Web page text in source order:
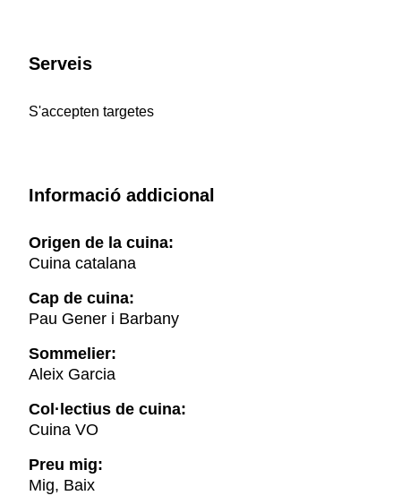
Serveis
S'accepten targetes
Informació addicional
Origen de la cuina:
Cuina catalana
Cap de cuina:
Pau Gener i Barbany
Sommelier:
Aleix Garcia
Col·lectius de cuina:
Cuina VO
Preu mig:
Mig, Baix